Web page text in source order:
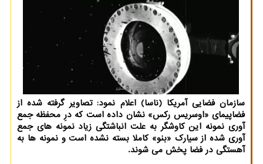
سازمان فضایی آمریكا (ناسا) اعلام نمود: تصاویر گرفته شده از
فضاپیمای «اوسریس ركس» نشان داده است كه درِ محفظه جمع
آوری نمونه این كاوشگر به علت انباشتگی زیاد نمونه های جمع
آوری شده از سیارك «بنو» كاملا بسته نشده است و نمونه ها به
آهستگی در فضا پخش می شوند.